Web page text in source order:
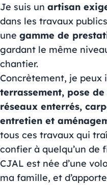
Je suis un artisan
dans les travaux
une gamme de
gardant le même
chantier.
Concrètement, je peux
terrassement, pose
réseaux enterrés,
entretien et
tous ces travaux qui
confier à quelqu’un de
CJAL est née d’une
ma famille, et